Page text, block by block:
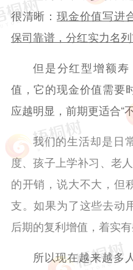
很清晰： 现金价值写进
保司靠谱，分红实力名列
但是分红型增额
值，它的现金价值需要
应越明显，前期更适合“不
我们的生活却是日
度、孩子上学补习、老
的开销，说大不大，但
支。如果为了这些去动
后期的复利增值，着实
所以现在越来越多